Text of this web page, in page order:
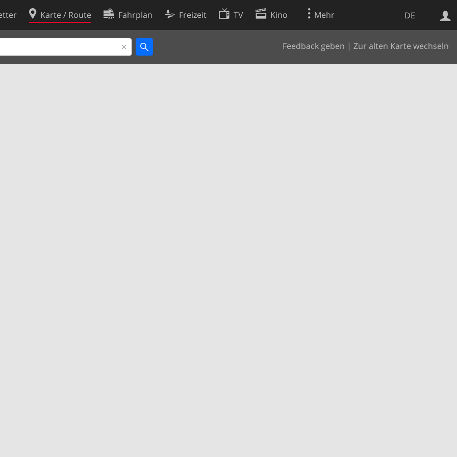
DE
Karte / Route Fahrplan Freizeit TV Kino Mehr
Feedback geben | Zur alten Karte wechseln
Websuche
Cookie-Richtlinie
Cookie-Einstellungen